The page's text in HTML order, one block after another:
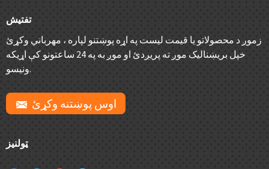
تفتیش
زموږ د محصولاتو یا قیمت لیست په اړه پوښتنو لپاره ، مهرباني وکړئ
خپل بریښنالیک موږ ته پریږدئ او موږ به په 24 ساعتونو کې اړیکه
ونیسو.
اوس پوښتنه وکړئ
ټولنیز